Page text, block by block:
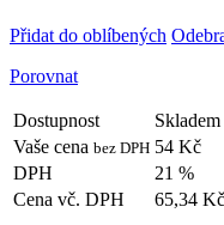
Přidat do oblíbených
Porovnat
Dostupnost
Skladem
Vaše cena bez DPH 54 Kč
DPH
21 %
Cena vč. DPH
65,34 Kč